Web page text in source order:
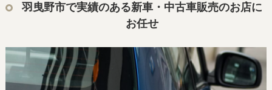
羽曳野市で実績のある新車・中古車販売のお店に
お任せ